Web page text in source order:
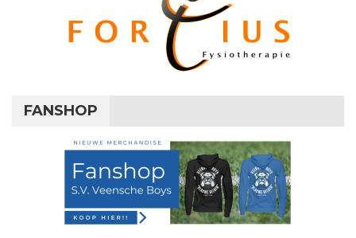
FANSHOP